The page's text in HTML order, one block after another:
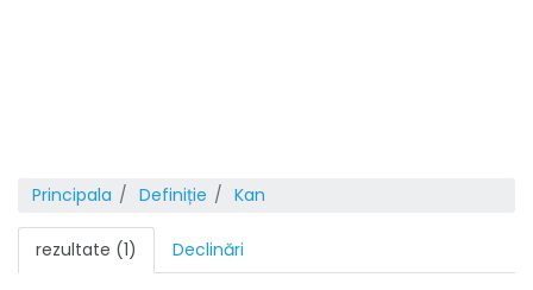
Principala Definiție Kan
rezultate (1) Declinări